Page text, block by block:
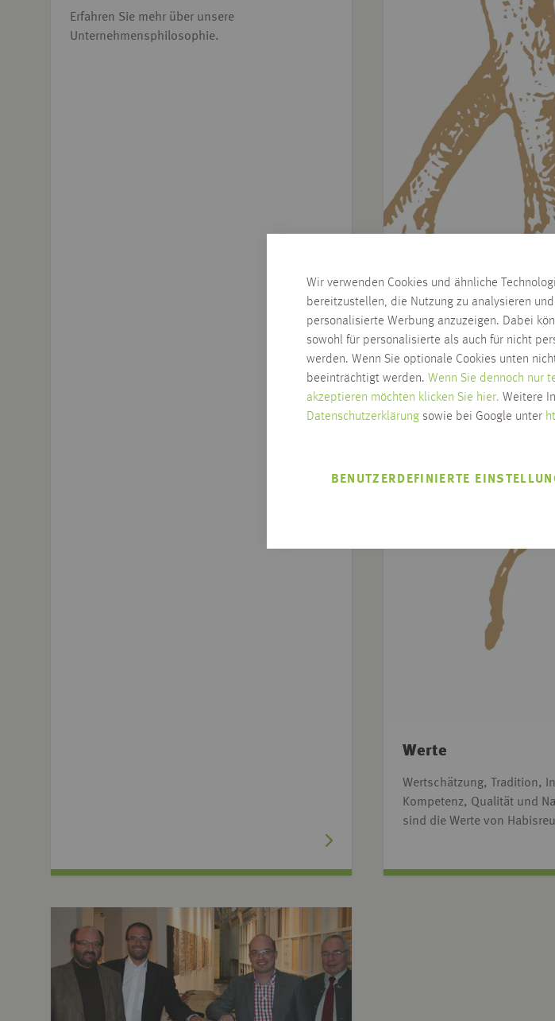
Wir verwenden Cookies und ähnliche
bereitzustellen, die Nutzung zu analysieren
personalisierte Werbung anzuzeigen. Dabei
sowohl für personalisierte als auch für nicht
werden. Wenn Sie optionale Cookies unten
beeinträchtigt werden. Wenn Sie dennoch nur
akzeptieren möchten klicken Sie hier. Weitere
Datenschutzerklärung sowie bei Google unter
BENUTZERDEFINIERTE
Erfahren Sie mehr über unsere
Unternehmensphilosophie.
Werte
Wertschätzung, Tradition,
Kompetenz, Qualität und
sind die Werte von